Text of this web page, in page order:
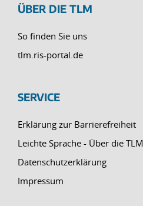
ÜBER DIE TLM
So finden Sie uns
tlm.ris-portal.de
SERVICE
Erklärung zur Barrierefreiheit
Leichte Sprache - Über die TLM
Datenschutzerklärung
Impressum